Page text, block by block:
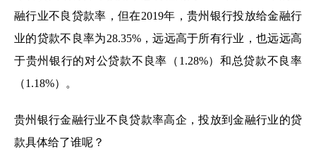
融行业不良贷款率，但在2019年，贵州银行投放给金融行
业的贷款不良率为28.35%，远远高于所有行业，也远远高
于贵州银行的对公贷款不良率（1.28%）和总贷款不良率
（1.18%）。
贵州银行金融行业不良贷款率高企，投放到金融行业的贷
款具体给了谁呢？